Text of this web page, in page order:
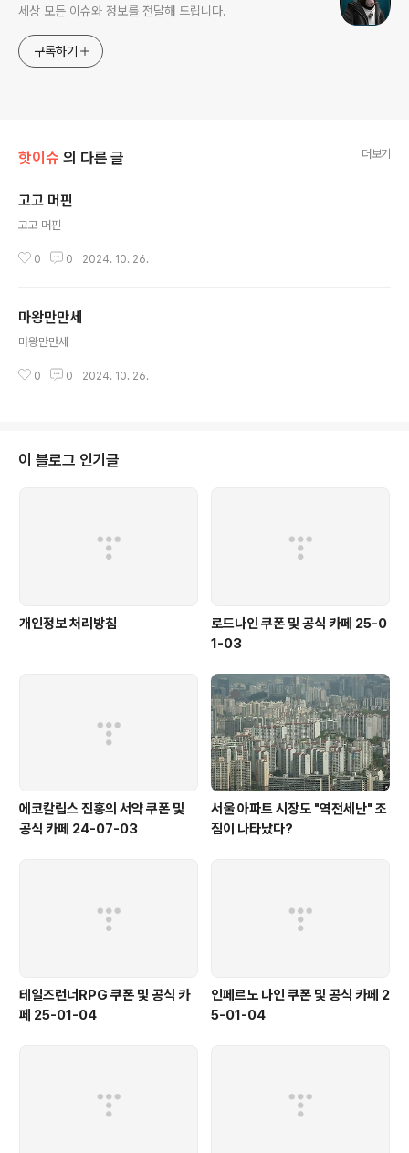
세상 모든 이슈와 정보를 전달해 드립니다.
구독하기
핫이슈 의 다른 글 더보기
고고 머핀
고고 머핀
0 0 2024. 10. 26.
마왕만만세
마왕만만세
0 0 2024. 10. 26.
이 블로그 인기글
개인정보 처리방침
로드나인 쿠폰 및 공식 카페 25-0
1-03
에코칼립스 진홍의 서약 쿠폰 및
공식 카페 24-07-03
서울 아파트 시장도 "역전세난" 조
짐이 나타났다?
테일즈런너RPG 쿠폰 및 공식 카
페 25-01-04
인페르노 나인 쿠폰 및 공식 카페 2
5-01-04